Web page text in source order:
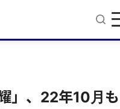
」、22年10月も